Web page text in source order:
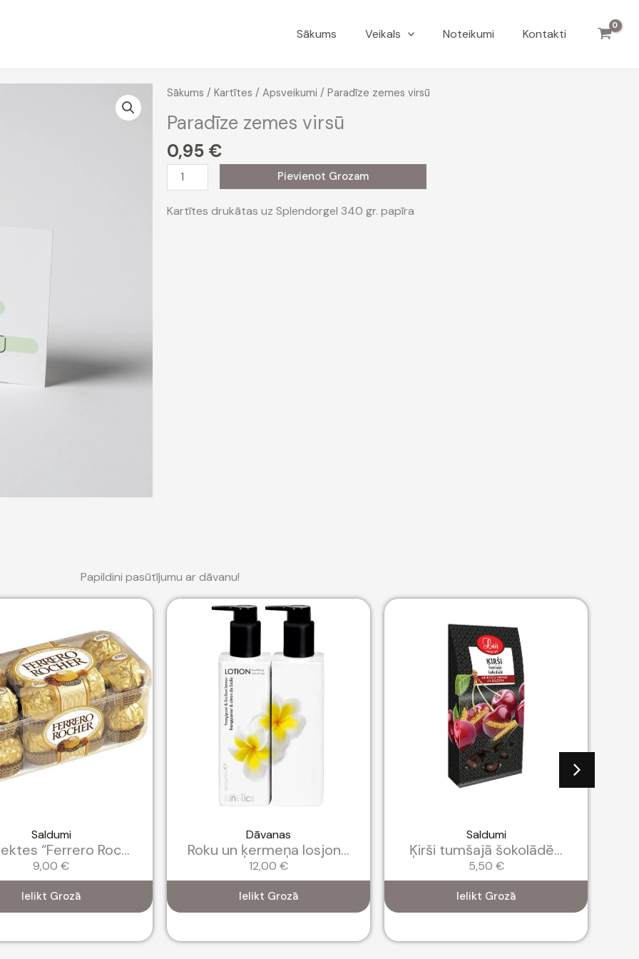
Sākums Veikals Noteikumi Kontakti
Sākums / Kartītes / Apsveikumi / Paradīze zemes virsū
Paradīze zemes virsū
0,95 €
Paradīze
zemes
virsū
Pievienot Grozam
Kartītes drukātas uz Splendorgel 340 gr. papīra
Papildini pasūtījumu ar dāvanu!
Saldumi
“Ferrero Roc...
9,00 €
Ielikt Grozā
Dāvanas
Roku un ķermeņa losjon...
12,00 €
Ielikt Grozā
Saldumi
Ķirši tumšajā šokolādē...
5,50 €
Ielikt Grozā